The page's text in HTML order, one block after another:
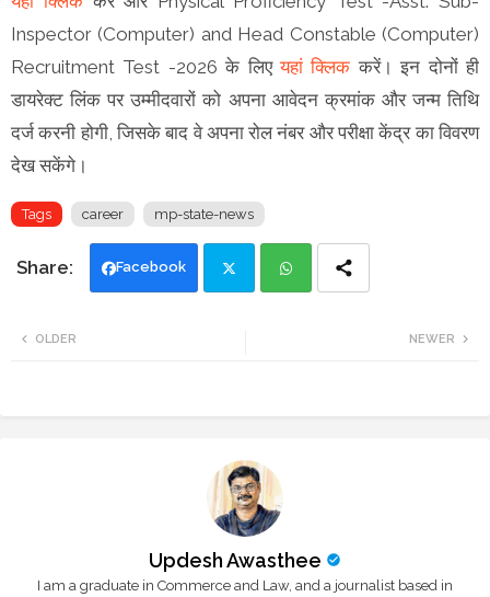
Inspector (Computer) and Head Constable (Computer)
Recruitment Test -2026 के लिएयहां क्लिक करें। इन दोनों ही
डायरेक्ट लिंक पर उम्मीदवारों को अपना आवेदन क्रमांक और जन्म तिथि
दर्ज करनी होगी, जिसके बाद वे अपना रोल नंबर और परीक्षा केंद्र का विवरण
देख सकेंगे।
Tags career mp-state-news
Facebook
NEWER
OLDER
Updesh Awasthee
I am a graduate in Commerce and Law, and a journalist based in